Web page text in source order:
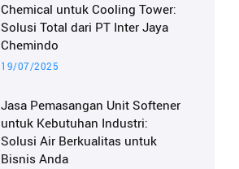
Chemical untuk Cooling Tower:
Solusi Total dari PT Inter Jaya
Chemindo
19/07/2025
Jasa Pemasangan Unit Softener
untuk Kebutuhan Industri:
Solusi Air Berkualitas untuk
Bisnis Anda